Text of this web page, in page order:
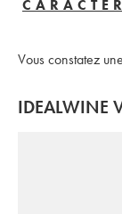
Vous constatez
IDEALWINE